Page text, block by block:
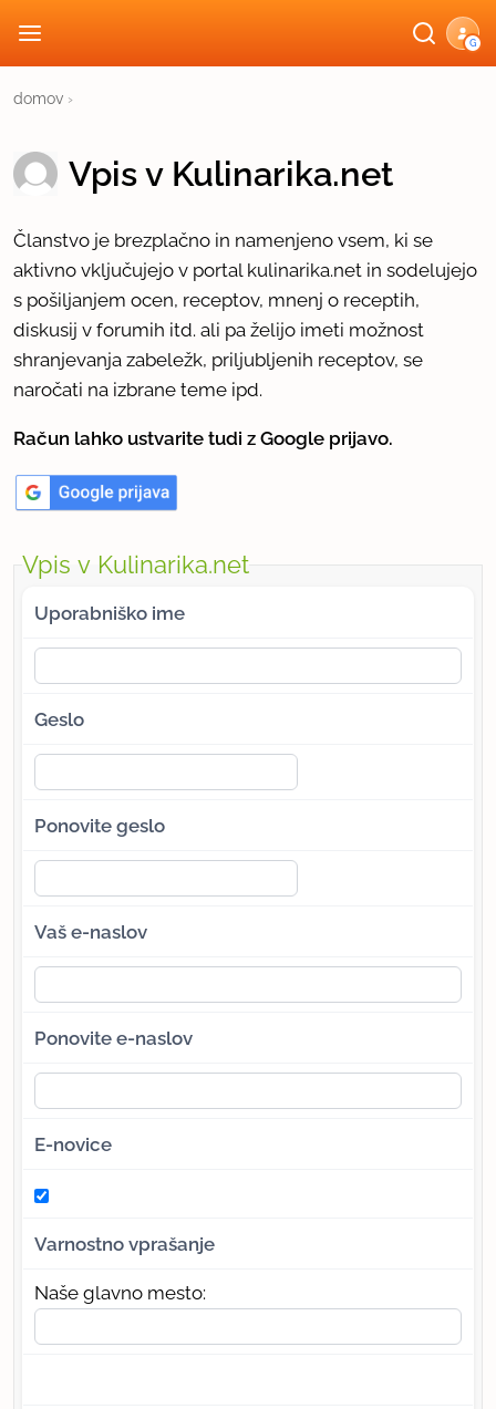
G
domov ›
Vpis v Kulinarika.net
Članstvo je brezplačno in namenjeno vsem, ki se
aktivno vključujejo v portal kulinarika.net in sodelujejo
s pošiljanjem ocen, receptov, mnenj o receptih,
diskusij v forumih itd. ali pa želijo imeti možnost
shranjevanja zabeležk, priljubljenih receptov, se
naročati na izbrane teme ipd.
Račun lahko ustvarite tudi z Google prijavo.
Vpis v Kulinarika.net
Uporabniško ime
Geslo
Ponovite geslo
Vaš e-naslov
Ponovite e-naslov
E-novice
Varnostno vprašanje
Naše glavno mesto: